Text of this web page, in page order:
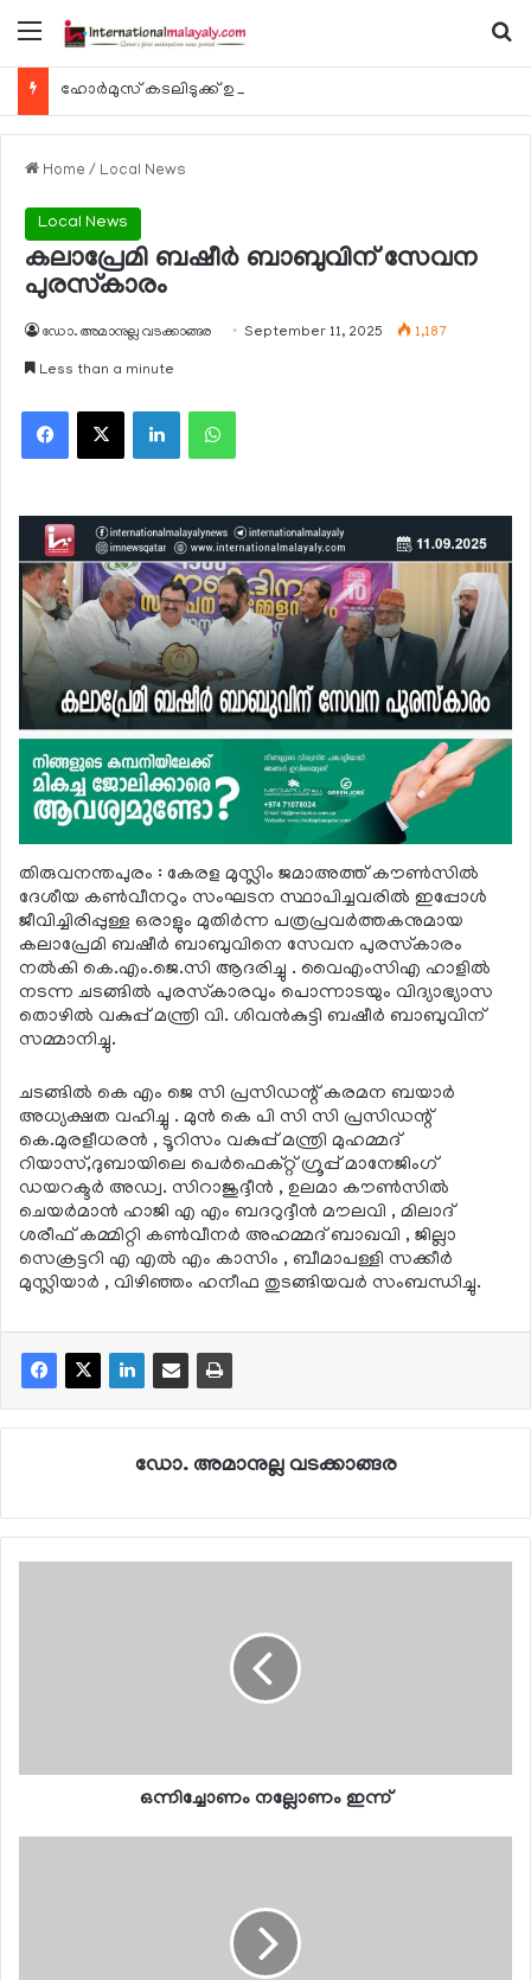
Menu
ഹോര്‍മുസ് കടലിടുക്ക് ഉടന്‍ തുറന്നേക്കും
Home / Local News
Local News
കലാപ്രേമി ബഷീര്‍ ബാബുവിന് സേവന
പുരസ്‌കാരം
ഡോ. അമാനുല്ല വടക്കാങ്ങര September 11, 2025 1,187
Less than a minute
Facebook
X LinkedInWhatsApp
തിരുവനന്തപുരം : കേരള മുസ്ലിം ജമാഅത്ത് കൗണ്‍സില്‍
ദേശീയ കണ്‍വീനറും സംഘടന സ്ഥാപിച്ചവരില്‍ ഇപ്പോള്‍
ജീവിച്ചിരിപ്പുള്ള ഒരാളും മുതിര്‍ന്ന പത്രപ്രവര്‍ത്തകനുമായ
കലാപ്രേമി ബഷീര്‍ ബാബുവിനെ സേവന പുരസ്‌കാരം
നല്‍കി കെ.എം.ജെ.സി ആദരിച്ചു . വൈഎംസിഎ ഹാളില്‍
നടന്ന ചടങ്ങില്‍ പുരസ്‌കാരവും പൊന്നാടയും വിദ്യാഭ്യാസ
തൊഴില്‍ വകുപ്പ് മന്ത്രി വി. ശിവന്‍കുട്ടി ബഷീര്‍ ബാബുവിന്
സമ്മാനിച്ചു.
ചടങ്ങില്‍ കെ എം ജെ സി പ്രസിഡന്റ് കരമന ബയാര്‍
അധ്യക്ഷത വഹിച്ചു . മുന്‍ കെ പി സി സി പ്രസിഡന്റ്
കെ.മുരളീധരന്‍ , ടൂറിസം വകുപ്പ് മന്ത്രി മുഹമ്മദ്
റിയാസ്,ദുബായിലെ പെര്‍ഫെക്റ്റ് ഗ്രൂപ്പ് മാനേജിംഗ്
ഡയറക്ടര്‍ അഡ്വ. സിറാജുദ്ദീന്‍ , ഉലമാ കൗണ്‍സില്‍
ചെയര്‍മാന്‍ ഹാജി എ എം ബദറുദ്ദീന്‍ മൗലവി , മിലാദ്
ശരീഫ് കമ്മിറ്റി കണ്‍വീനര്‍ അഹമ്മദ് ബാഖവി , ജില്ലാ
സെക്രട്ടറി എ എല്‍ എം കാസിം , ബീമാപള്ളി സക്കീര്‍
മുസ്ലിയാര്‍ , വിഴിഞ്ഞം ഹനീഫ തുടങ്ങിയവര്‍ സംബന്ധിച്ചു.
ഡോ. അമാനുല്ല വടക്കാങ്ങര
ഒന്നിച്ചോണം നല്ലോണം ഇന്ന്